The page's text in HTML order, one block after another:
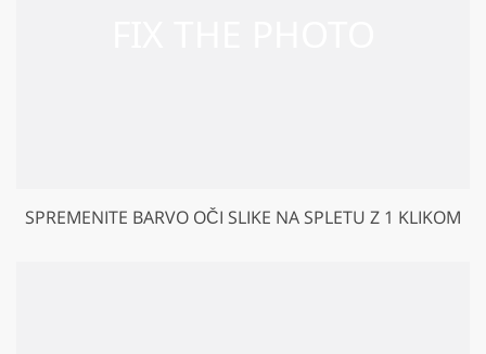
SPREMENITE BARVO OČI SLIKE NA SPLETU Z 1 KLIKOM